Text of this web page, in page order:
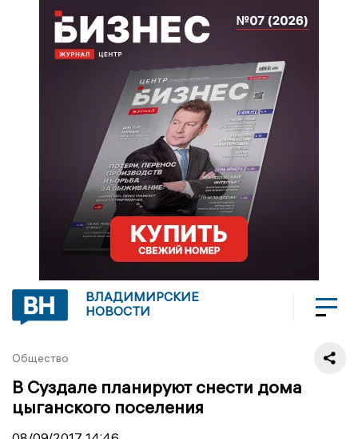
ВЛАДИМИРСКИЕ
НОВОСТИ
Общество
В Суздале планируют снести дома
цыганского поселения